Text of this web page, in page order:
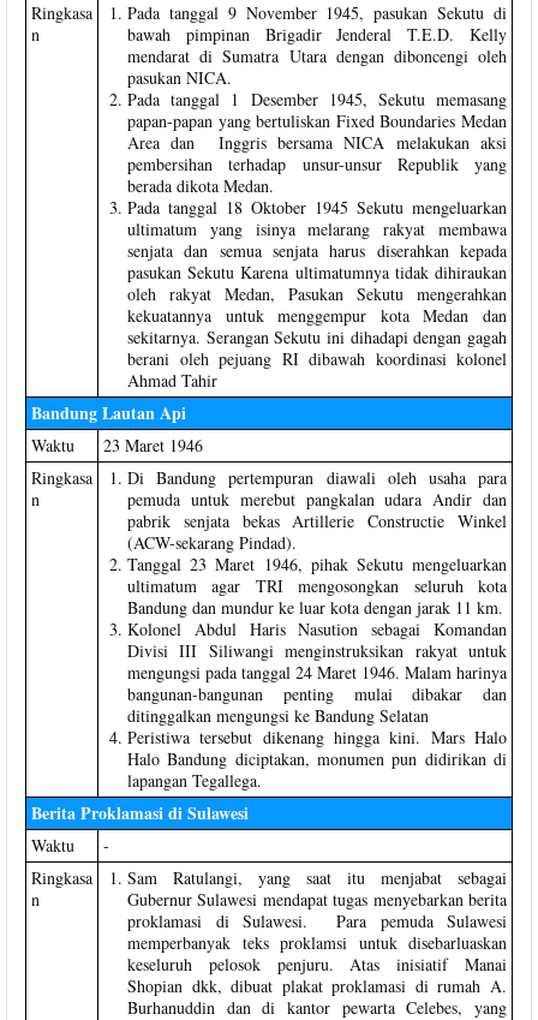
Ringkasa
n
Pada tanggal 9 November 1945, pasukan Sekutu di
bawah pimpinan Brigadir Jenderal T.E.D. Kelly
mendarat di Sumatra Utara dengan diboncengi oleh
pasukan NICA.
Pada tanggal 1 Desember 1945, Sekutu memasang
papan-papan yang bertuliskan Fixed Boundaries Medan
Area dan Inggris bersama NICA melakukan aksi
pembersihan terhadap unsur-unsur Republik yang
berada dikota Medan.
Pada tanggal 18 Oktober 1945 Sekutu mengeluarkan
ultimatum yang isinya melarang rakyat membawa
senjata dan semua senjata harus diserahkan kepada
pasukan Sekutu Karena ultimatumnya tidak dihiraukan
oleh rakyat Medan, Pasukan Sekutu mengerahkan
kekuatannya untuk menggempur kota Medan dan
sekitarnya. Serangan Sekutu ini dihadapi dengan gagah
berani oleh pejuang RI dibawah koordinasi kolonel
Ahmad Tahir
Bandung Lautan Api
Waktu
23 Maret 1946
Ringkasa
n
Di Bandung pertempuran diawali oleh usaha para
pemuda untuk merebut pangkalan udara Andir dan
pabrik senjata bekas Artillerie Constructie Winkel
(ACW-sekarang Pindad).
Tanggal 23 Maret 1946, pihak Sekutu mengeluarkan
ultimatum agar TRI mengosongkan seluruh kota
Bandung dan mundur ke luar kota dengan jarak 11 km.
Kolonel Abdul Haris Nasution sebagai Komandan
Divisi III Siliwangi menginstruksikan rakyat untuk
mengungsi pada tanggal 24 Maret 1946. Malam harinya
bangunan-bangunan penting mulai dibakar dan
ditinggalkan mengungsi ke Bandung Selatan
Peristiwa tersebut dikenang hingga kini. Mars Halo
Halo Bandung diciptakan, monumen pun didirikan di
lapangan Tegallega.
Berita Proklamasi di Sulawesi
Waktu
-
Ringkasa
n
Sam Ratulangi, yang saat itu menjabat sebagai
Gubernur Sulawesi mendapat tugas menyebarkan berita
proklamasi di Sulawesi. Para pemuda Sulawesi
memperbanyak teks proklamsi untuk disebarluaskan
keseluruh pelosok penjuru. Atas inisiatif Manai
Shopian dkk, dibuat plakat proklamasi di rumah A.
Burhanuddin dan di kantor pewarta Celebes, yang